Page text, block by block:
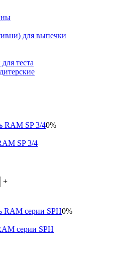
для выпечки
теста
0%
SP 3/4
+
0%
серии SPH